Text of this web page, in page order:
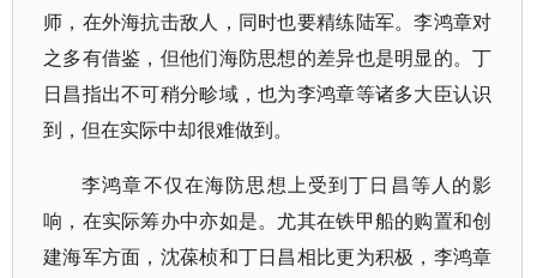
师，在外海抗击敌人，同时也要精练陆军。李鸿章对
之多有借鉴，但他们海防思想的差异也是明显的。丁
日昌指出不可稍分畛域，也为李鸿章等诸多大臣认识
到，但在实际中却很难做到。
李鸿章不仅在海防思想上受到丁日昌等人的影
响，在实际筹办中亦如是。尤其在铁甲船的购置和创
建海军方面，沈葆桢和丁日昌相比更为积极，李鸿章